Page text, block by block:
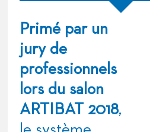
Primé par un
jury de
professionnels
lors du salon
ARTIBAT 2018,